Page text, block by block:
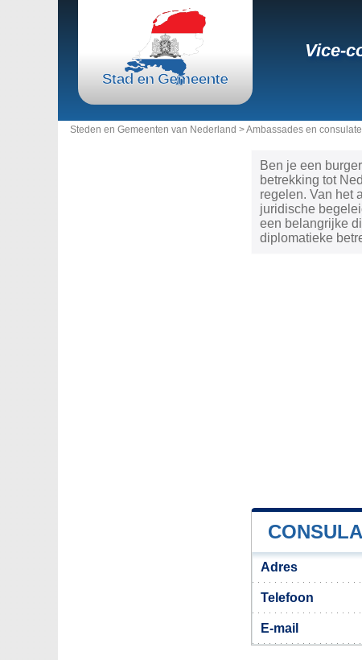
Vice-
Steden en Gemeenten van Nederland >Ambassades en
Ben je een
betrekking tot
regelen. Van het
juridische
een belangrijke
diplomatieke
Adres
Telefoon
E-mail